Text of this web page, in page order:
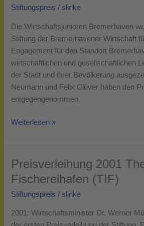
Stiftungspreis /slinke
Die Wirtschaftsjunioren Bremerhaven
Stiftung der Bremerhavener Wirtschaft
Engagement für den Standort
wirtschaftlichen und gesellschaftlichen
der Stadt und ihrer Bevölkerung
Neumann und Felix Clüver haben den
entgegengenommen.
Industrie-
Handelskammer
Bremerhaven
e.V.
für
das
Projekt
„Ein
Azubi“
Weiterlesen »
Preisverleihung 2001
Fischereihafen (TIF)
Stiftungspreis /slinke
2001: Wirtschaftsminister Dr. Werner
Preisverleihung
2001
im
Fischereihafen
(TIF)